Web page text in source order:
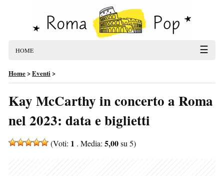
HOME ☰
Home>Eventi>
Kay McCarthy in concerto a Roma
nel 2023: data e biglietti
(Voti: 1 . Media: 5,00su 5)